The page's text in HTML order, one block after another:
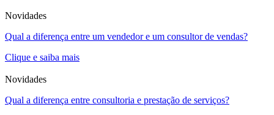
Novidades
Qual a diferença entre um vendedor e um consultor de vendas?
Clique e saiba mais
Novidades
Qual a diferença entre consultoria e prestação de serviços?